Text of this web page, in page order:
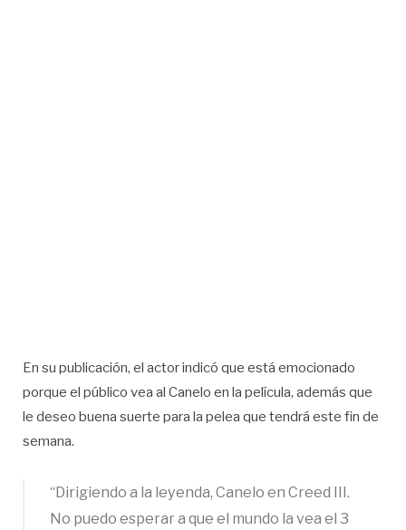
En su publicación, el actor indicó que está emocionado
porque el público vea al Canelo en la película, además que
le deseo buena suerte para la pelea que tendrá este fin de
semana.
“Dirigiendo a la leyenda, Canelo en Creed III.
No puedo esperar a que el mundo la vea el 3